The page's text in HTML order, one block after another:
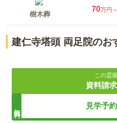
樹木葬
70万円～
建仁寺塔頭 両足院のお
観光も楽しめる京都の町中
壮大な欅に見守られて眠る
由緒あるお寺による永代供養
この霊
資料請
見学予